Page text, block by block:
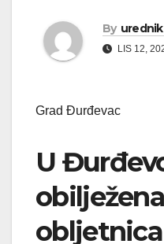
By urednik
LIS 12,
Grad Đurđevac
U